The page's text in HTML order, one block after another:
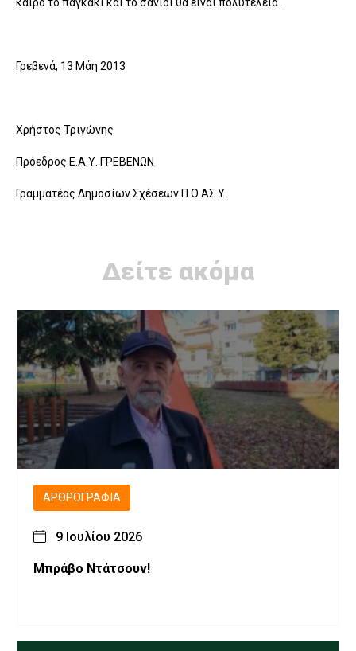
Γρεβενά, 13 Μάη 2013
Χρήστος Τριγώνης
Πρόεδρος Ε.Α.Υ. ΓΡΕΒΕΝΩΝ
Γραμματέας Δημοσίων Σχέσεων Π.Ο.ΑΣ.Υ.
Δείτε ακόμα
ΑΡΘΡΟΓΡΑΦΊΑ
9 Ιουλίου 2026
Μπράβο Ντάτσουν!